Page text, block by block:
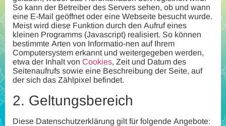
So kann der Betreiber des Servers sehen, ob und wann
eine E-Mail geöffnet oder eine Webseite besucht wurde.
Meist wird diese Funktion durch den Aufruf eines
kleinen Programms (Javascript) realisiert. So können
bestimmte Arten von Informatio-nen auf Ihrem
Computersystem erkannt und weitergegeben werden,
etwa der Inhalt von Cookies, Zeit und Datum des
Seitenaufrufs sowie eine Beschreibung der Seite, auf
der sich das Zählpixel befindet.
2. Geltungsbereich
Diese Datenschutzerklärung gilt für folgende Angebote: